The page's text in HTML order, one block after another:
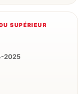
SUPÉRIEUR
2025